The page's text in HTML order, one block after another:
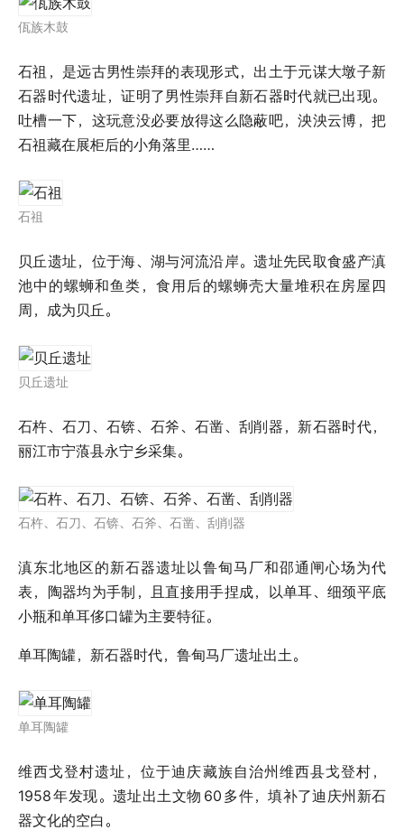
佤族木鼓
石祖，是远古男性崇拜的表现形式，出土于元谋大墩子新
石器时代遗址，证明了男性崇拜自新石器时代就已出现。
吐槽一下，这玩意没必要放得这么隐蔽吧，泱泱云博，把
石祖藏在展柜后的小角落里……
石祖
贝丘遗址，位于海、湖与河流沿岸。遗址先民取食盛产滇
池中的螺蛳和鱼类，食用后的螺蛳壳大量堆积在房屋四
周，成为贝丘。
贝丘遗址
石杵、石刀、石锛、石斧、石凿、刮削器，新石器时代，
丽江市宁蒗县永宁乡采集。
石杵、石刀、石锛、石斧、石凿、刮削器
滇东北地区的新石器遗址以鲁甸马厂和邵通闸心场为代
表，陶器均为手制，且直接用手捏成，以单耳、细颈平底
小瓶和单耳侈口罐为主要特征。
单耳陶罐，新石器时代，鲁甸马厂遗址出土。
单耳陶罐
维西戈登村遗址，位于迪庆藏族自治州维西县戈登村，
1958年发现。遗址出土文物 60 多件，填补了迪庆州新石
器文化的空白。